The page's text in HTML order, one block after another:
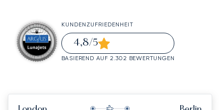
KUNDENZUFRIEDENHEIT
4,8/5
BASIEREND AUF 2.302 BEWERTUNGEN